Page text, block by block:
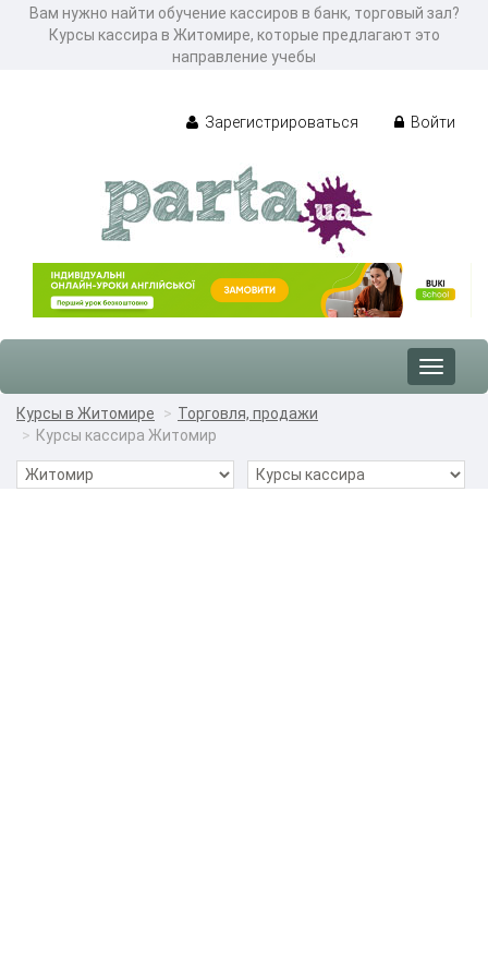
Вам нужно найти обучение кассиров в банк, торговый зал?
Курсы кассира в Житомире, которые предлагают это
направление учебы
Зарегистрироваться Войти
Toggle
Курсы в Житомире
Торговля, продажи
Курсы кассира Житомир